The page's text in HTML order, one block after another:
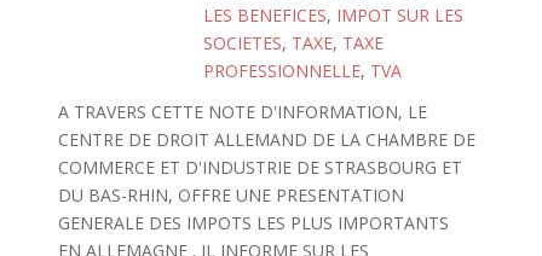
LES BENEFICES, IMPOT SUR LES
SOCIETES, TAXE, TAXE
PROFESSIONNELLE, TVA
A TRAVERS CETTE NOTE D'INFORMATION, LE
CENTRE DE DROIT ALLEMAND DE LA CHAMBRE DE
COMMERCE ET D'INDUSTRIE DE STRASBOURG ET
DU BAS-RHIN, OFFRE UNE PRESENTATION
GENERALE DES IMPOTS LES PLUS IMPORTANTS
EN ALLEMAGNE . IL INFORME SUR LES